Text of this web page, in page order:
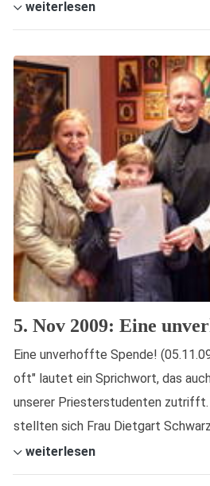
weiterlesen
5. Nov 2009: Eine
Eine unverhoffte Spende!
oft" lautet ein Sprichwort, das
unserer Priesterstudenten zutrifft.
stellten sich Frau Dietgart
weiterlesen